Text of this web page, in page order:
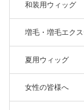
和装用ウィッグ
増毛・増毛エク
夏用ウィッグ
女性の皆様へ